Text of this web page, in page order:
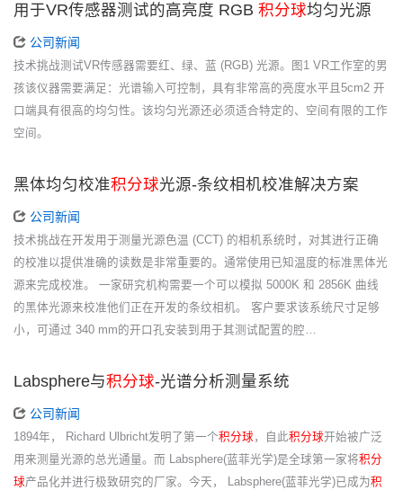
用于VR传感器测试的高亮度 RGB 积分球均匀光源
公司新闻
技术挑战测试VR传感器需要红、绿、蓝 (RGB) 光源。图1 VR工作室的男
孩该仪器需要满足：光谱输入可控制，具有非常高的亮度水平且5cm2 开
口端具有很高的均匀性。该均匀光源还必须适合特定的、空间有限的工作
空间。
黑体均匀校准积分球光源-条纹相机校准解决方案
公司新闻
技术挑战在开发用于测量光源色温 (CCT) 的相机系统时，对其进行正确
的校准以提供准确的读数是非常重要的。通常使用已知温度的标准黑体光
源来完成校准。 一家研究机构需要一个可以模拟 5000K 和 2856K 曲线
的黑体光源来校准他们正在开发的条纹相机。 客户要求该系统尺寸足够
小，可通过 340 mm的开口孔安装到用于其测试配置的腔…
Labsphere与积分球-光谱分析测量系统
公司新闻
1894年， Richard Ulbricht发明了第一个积分球 ，自此积分球开始被广泛
用来测量光源的总光通量。而 Labsphere(蓝菲光学)是全球第一家将积分
球产品化并进行极致研究的厂家。今天， Labsphere(蓝菲光学)已成为积